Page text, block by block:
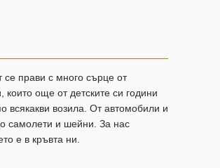
се прави с много сърце от
които още от детските си години
всякакви возила. От автомобили и
самолети и шейни. За нас
е в кръвта ни.